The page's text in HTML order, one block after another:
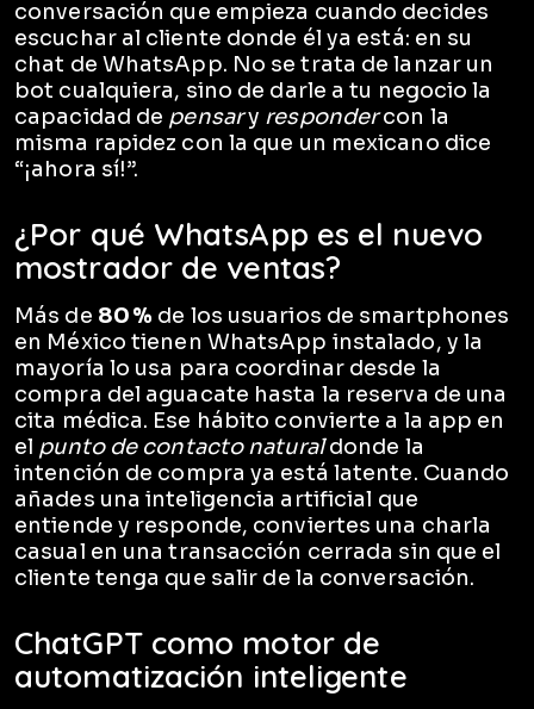
conversación que empieza cuando decides
escuchar al cliente donde él ya está: en su
chat de WhatsApp. No se trata de lanzar un
bot cualquiera, sino de darle a tu negocio la
capacidad de pensary respondercon la
misma rapidez con la que un mexicano dice
“¡ahora sí!”.
¿Por qué WhatsApp es el nuevo
mostrador de ventas?
Más de 80 % de los usuarios de smartphones
en México tienen WhatsApp instalado, y la
mayoría lo usa para coordinar desde la
compra del aguacate hasta la reserva de una
cita médica. Ese hábito convierte a la app en
el punto de contacto naturaldonde la
intención de compra ya está latente. Cuando
añades una inteligencia artificial que
entiende y responde, conviertes una charla
casual en una transacción cerrada sin que el
cliente tenga que salir de la conversación.
ChatGPT como motor de
automatización inteligente